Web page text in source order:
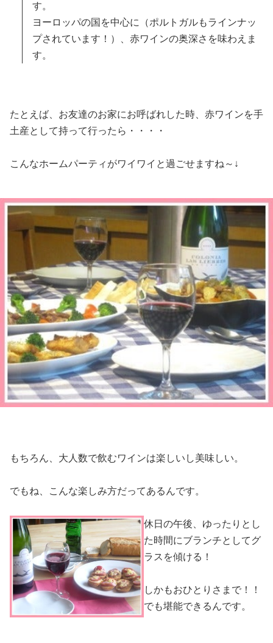
す。
ヨーロッパの国を中心に（ポルトガルもラインナッ
プされています！）、赤ワインの奥深さを味わえま
す。
たとえば、お友達のお家にお呼ばれした時、赤ワインを手
土産として持って行ったら・・・・
こんなホームパーティがワイワイと過ごせますね～↓
もちろん、大人数で飲むワインは楽しいし美味しい。
でもね、こんな楽しみ方だってあるんです。
休日の午後、ゆったりとし
た時間にブランチとしてグ
ラスを傾ける！
しかもおひとりさまで！！
でも堪能できるんです。